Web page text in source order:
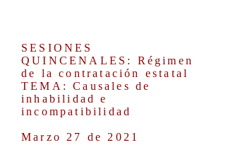
SESIONES
QUINCENALES: Régimen
de la contratación estatal
TEMA: Causales de
inhabilidad e
incompatibilidad
Marzo 27 de 2021